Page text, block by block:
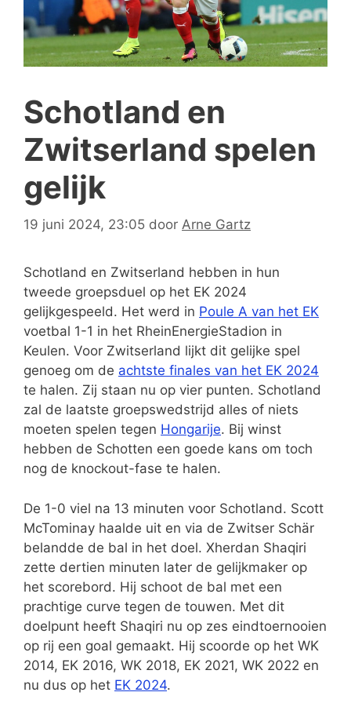
Schotland en
Zwitserland spelen
gelijk
19 juni 2024, 23:05 door Arne Gartz
Schotland en Zwitserland hebben in hun
tweede groepsduel op het EK 2024
gelijkgespeeld. Het werd in Poule A van het EK
voetbal 1-1 in het RheinEnergieStadion in
Keulen. Voor Zwitserland lijkt dit gelijke spel
genoeg om de achtste finales van het EK 2024
te halen. Zij staan nu op vier punten. Schotland
zal de laatste groepswedstrijd alles of niets
moeten spelen tegen Hongarije. Bij winst
hebben de Schotten een goede kans om toch
nog de knockout-fase te halen.
De 1-0 viel na 13 minuten voor Schotland. Scott
McTominay haalde uit en via de Zwitser Schär
belandde de bal in het doel. Xherdan Shaqiri
zette dertien minuten later de gelijkmaker op
het scorebord. Hij schoot de bal met een
prachtige curve tegen de touwen. Met dit
doelpunt heeft Shaqiri nu op zes eindtoernooien
op rij een goal gemaakt. Hij scoorde op het WK
2014, EK 2016, WK 2018, EK 2021, WK 2022 en
nu dus op het EK 2024.